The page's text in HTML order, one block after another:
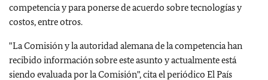
competencia y para ponerse de acuerdo sobre tecnologías y
costos, entre otros.
"La Comisión y la autoridad alemana de la competencia han
recibido información sobre este asunto y actualmente está
siendo evaluada por la Comisión", cita el periódico El País